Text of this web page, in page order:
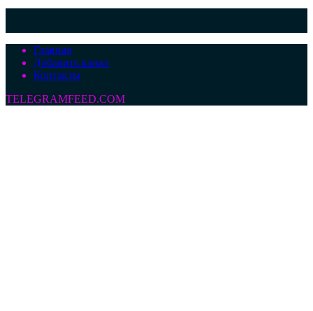
Главная
Добавить канал
Контакты
TELEGRAMFEED.COM